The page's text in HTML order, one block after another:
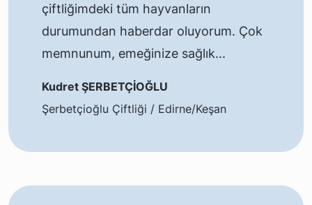
çiftliğimdeki tüm hayvanların
durumundan haberdar oluyorum. Çok
memnunum, emeğinize sağlık...
Kudret ŞERBETÇİOĞLU
Şerbetçioğlu Çiftliği / Edirne/Keşan